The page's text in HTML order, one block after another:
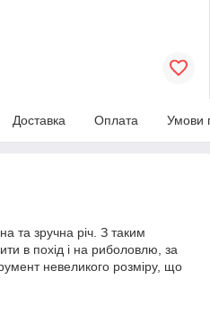
Доставка Оплата Умови
та зручна річ. З таким
в похід і на риболовлю, за
невеликого розміру, що